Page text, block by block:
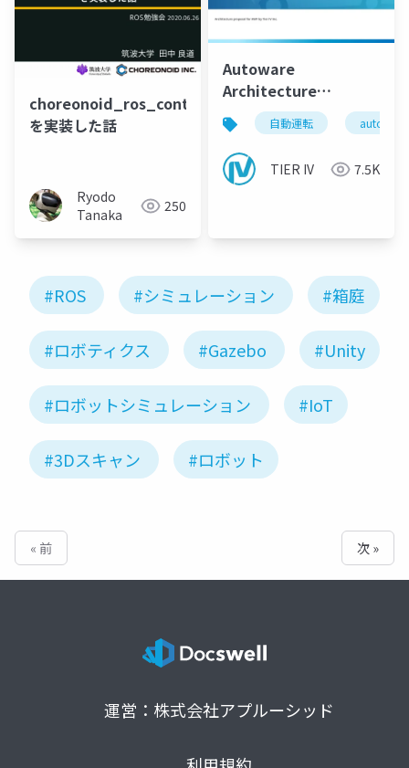
choreonoid_ros_control
を実装した話
Ryodo
Tanaka
250
Autoware
Architecture
Proposal自動運転 autoware
TIER IV 7.5K
#ROS #シミュレーション #箱庭
#ロボティクス #Gazebo #Unity
#ロボットシミュレーション #IoT
#3Dスキャン #ロボット
« 前 次 »
運営：株式会社アプルーシッド